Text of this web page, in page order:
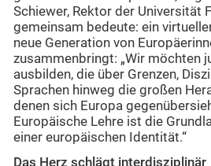
Schiewer, Rektor der Universität
gemeinsam bedeute: ein
neue Generation von
zusammenbringt: „Wir möchten
ausbilden, die über Grenzen,
Sprachen hinweg die großen
denen sich Europa
Europäische Lehre ist die
einer europäischen Identität.“
Das Herz schlägt interdisziplinär